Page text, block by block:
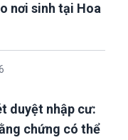
nơi sinh tại Hoa
duyệt nhập cư:
chứng có thể